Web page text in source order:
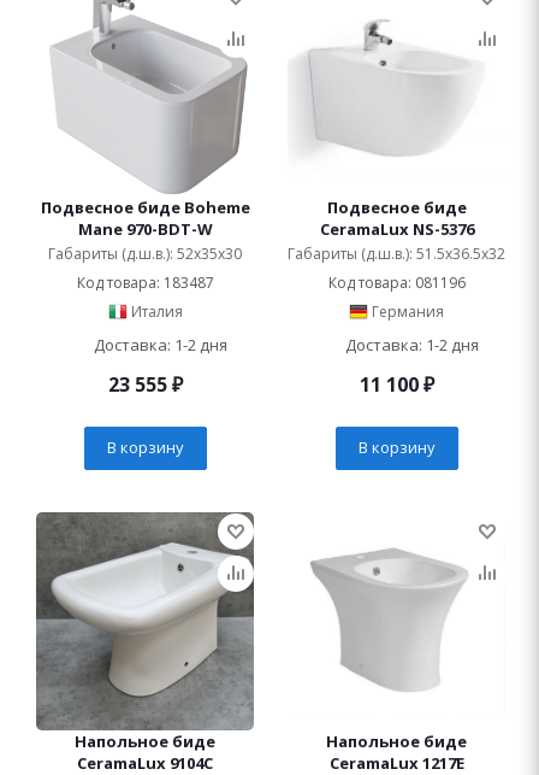
Подвесное биде Boheme
Mane 970-BDT-W
Габариты (д.ш.в.): 52x35x30
Код товара: 183487
Италия
Доставка: 1-2 дня
23 555₽
В корзину
Подвесное биде
CeramaLux NS-5376
Габариты (д.ш.в.): 51.5x36.5x32
Код товара: 081196
Германия
Доставка: 1-2 дня
11 100₽
В корзину
Напольное биде
CeramaLux 9104C
Напольное биде
CeramaLux 1217E